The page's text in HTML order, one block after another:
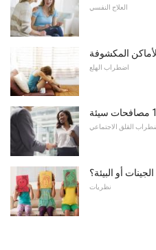
العلاج النفسي
المكشوفة
اضطراب الهلع
القلق الاجتماعي
أو البيئة؟
نظريات